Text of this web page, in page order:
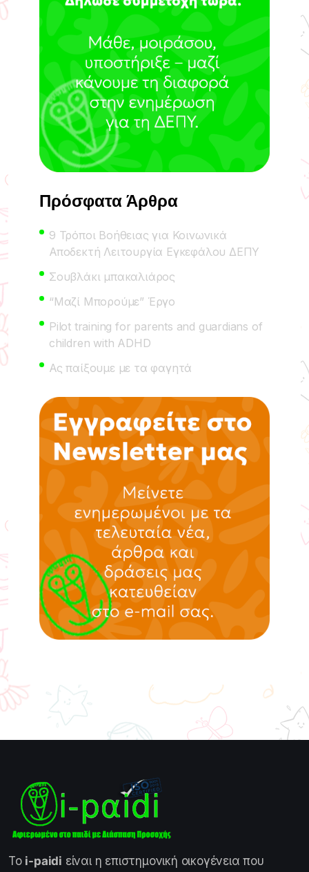
Πρόσφατα Άρθρα
9 Τρόποι Βοήθειας για Κοινωνικά
Αποδεκτή Λειτουργία Εγκεφάλου ΔΕΠΥ
Σουβλάκι μπακαλιάρος
“Μαζί Μπορούμε” Έργο
Pilot training for parents and guardians of
children with ADHD
Ας παίξουμε με τα φαγητά
Το i-paidi είναι η επιστημονική οικογένεια που